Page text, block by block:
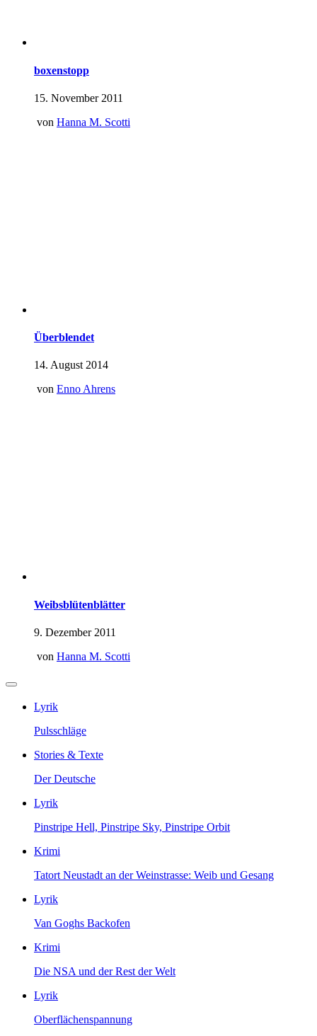
boxenstopp
15. November 2011
von Hanna M. Scotti
Überblendet
14. August 2014
von Enno Ahrens
Weibsblütenblätter
9. Dezember 2011
von Hanna M. Scotti
Lyrik
Pulsschläge
Stories & Texte
Der Deutsche
Lyrik
Pinstripe Hell, Pinstripe Sky, Pinstripe Orbit
Krimi
Tatort Neustadt an der Weinstrasse: Weib und Gesang
Lyrik
Van Goghs Backofen
Krimi
Die NSA und der Rest der Welt
Lyrik
Oberflächenspannung